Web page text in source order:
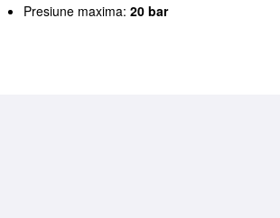
Presiune maxima:20 bar